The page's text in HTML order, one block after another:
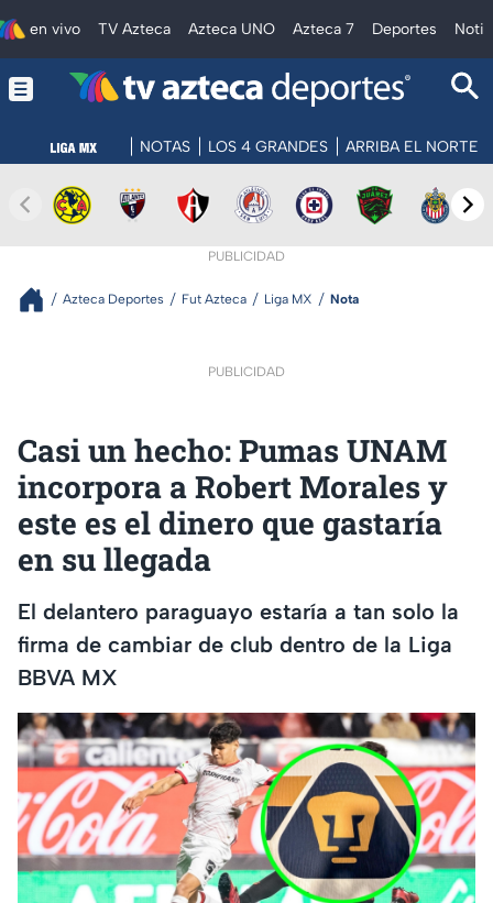
en vivo TV Azteca Azteca UNO Azteca 7 Deportes
NOTAS LOS 4 GRANDES ARRIBA EL NORTE
PUBLICIDAD
Azteca Deportes Fut Azteca Liga MX Nota
PUBLICIDAD
Casi un hecho: Pumas UNAM
incorpora a Robert Morales y
este es el dinero que gastaría
en su llegada
El delantero paraguayo estaría a tan solo la
firma de cambiar de club dentro de la Liga
BBVA MX